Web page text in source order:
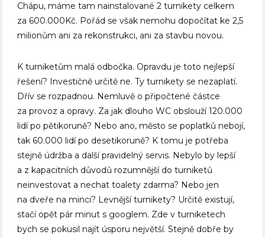
Chápu, máme tam nainstalované 2 turnikety celkem
za 600.000Kč. Pořád se však nemohu dopočítat ke 2,5
milionům ani za rekonstrukci, ani za stavbu novou.
K turniketům malá odbočka. Opravdu je toto nejlepší
řešení? Investičně určitě ne. Ty turnikety se nezaplatí.
Dřív se rozpadnou. Nemluvě o připočtené částce
za provoz a opravy. Za jak dlouho WC obslouží 120.000
lidí po pětikoruně? Nebo ano, město se poplatků nebojí,
tak 60.000 lidí po desetikoruně? K tomu je potřeba
stejně údržba a další pravidelný servis. Nebylo by lepší
a z kapacitních důvodů rozumnější do turniketů
neinvestovat a nechat toalety zdarma? Nebo jen
na dveře na minci? Levnější turnikety? Určitě existují,
stačí opět pár minut s googlem. Zde v turniketech
bych se pokusil najít úsporu největší. Stejně dobře by